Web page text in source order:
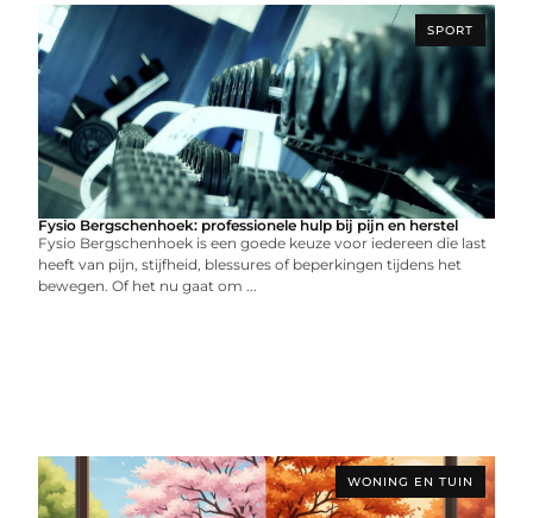
SPORT
Fysio Bergschenhoek: professionele hulp bij pijn en herstel
Fysio Bergschenhoek is een goede keuze voor iedereen die last
heeft van pijn, stijfheid, blessures of beperkingen tijdens het
bewegen. Of het nu gaat om ...
WONING EN TUIN